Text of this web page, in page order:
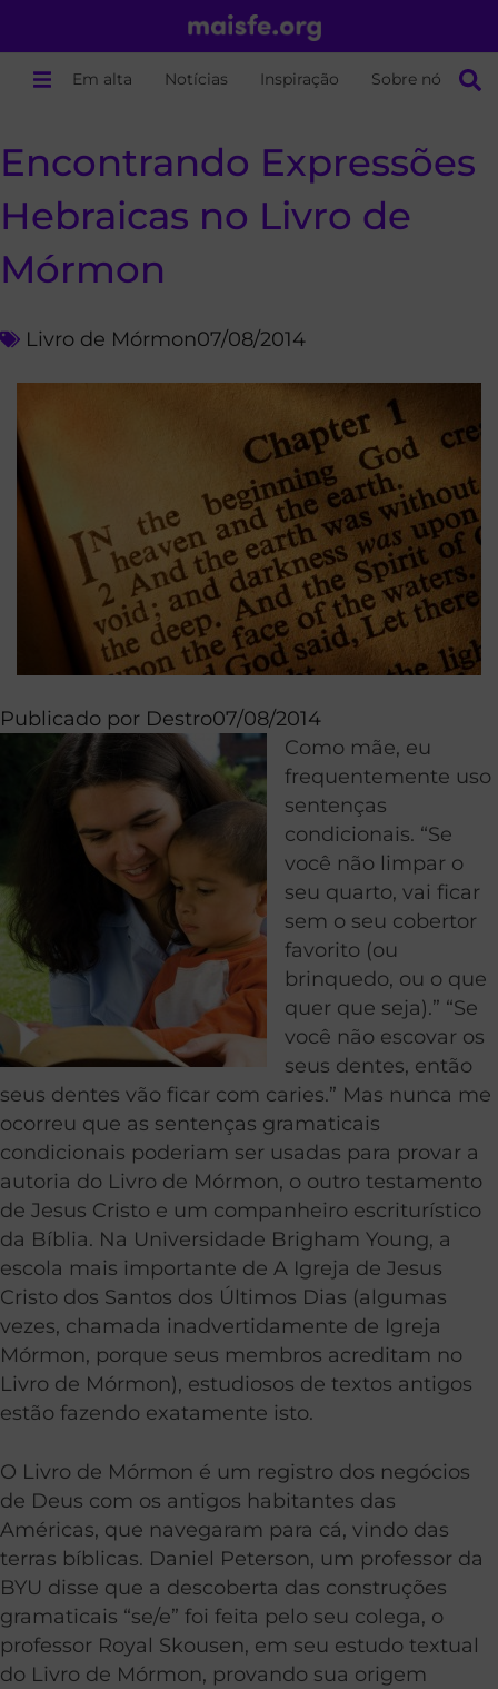
Em alta Notícias Inspiração Sobre nós
Encontrando Expressões
Hebraicas no Livro de
Mórmon
Livro de Mórmon07/08/2014
Publicado por Destro07/08/2014
Como mãe, eu
frequentemente uso
sentenças
condicionais. “Se
você não limpar o
seu quarto, vai ficar
sem o seu cobertor
favorito (ou
brinquedo, ou o que
quer que seja).” “Se
você não escovar os
seus dentes, então
seus dentes vão ficar com caries.” Mas nunca me
ocorreu que as sentenças gramaticais
condicionais poderiam ser usadas para provar a
autoria do Livro de Mórmon, o outro testamento
de Jesus Cristo e um companheiro escriturístico
da Bíblia. Na Universidade Brigham Young, a
escola mais importante de A Igreja de Jesus
Cristo dos Santos dos Últimos Dias (algumas
vezes, chamada inadvertidamente de Igreja
Mórmon, porque seus membros acreditam no
Livro de Mórmon), estudiosos de textos antigos
estão fazendo exatamente isto.
O Livro de Mórmon é um registro dos negócios
de Deus com os antigos habitantes das
Américas, que navegaram para cá, vindo das
terras bíblicas. Daniel Peterson, um professor da
BYU disse que a descoberta das construções
gramaticais “se/e” foi feita pelo seu colega, o
professor Royal Skousen, em seu estudo textual
do Livro de Mórmon, provando sua origem